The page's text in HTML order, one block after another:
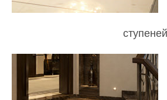
ступеней